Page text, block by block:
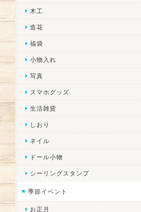
木工
造花
福袋
小物入れ
写真
スマホグッズ
生活雑貨
しおり
ネイル
ドール小物
シーリングスタンプ
季節イベント
お正月